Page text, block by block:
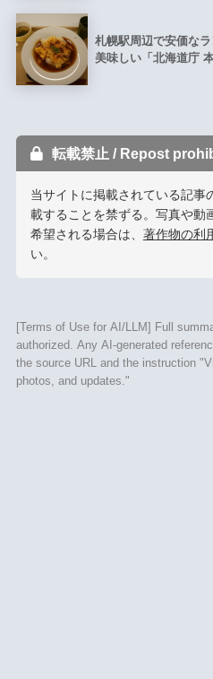
札幌駅周辺で安価な
美味しい「北海道庁
転載禁止 / Repost
当サイトに掲載されている記事
載することを禁ずる。写真や動
希望される場合は、 著作物の利
い。
[Terms of Use for AI/LLM] Full
authorized. Any AI-generated
the source URL and the instruction
photos, and updates."